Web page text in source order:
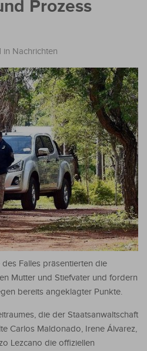
Prozess
in Nachrichten
Falles präsentierten die
Mutter und Stiefvater und fordern
bereits angeklagter Punkte.
die der Staatsanwaltschaft
Carlos Maldonado, Irene Álvarez,
Lezcano die offiziellen